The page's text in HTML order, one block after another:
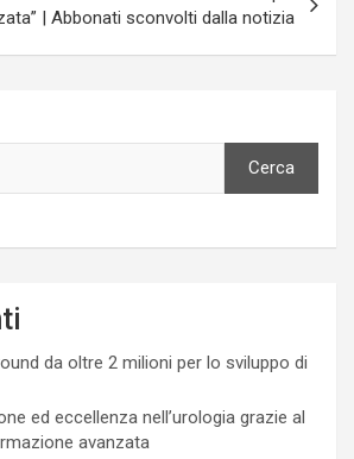
| Abbonati sconvolti dalla notizia
Cerca
da oltre 2 milioni per lo sviluppo di
ed eccellenza nell’urologia grazie al
avanzata